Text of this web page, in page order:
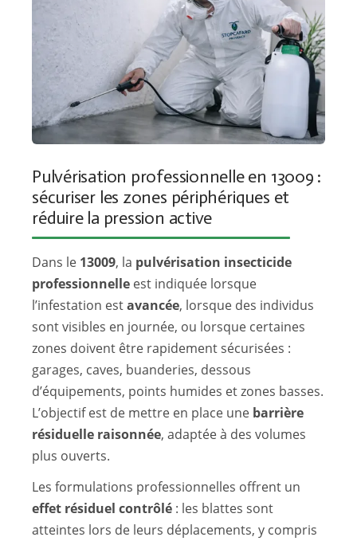
Pulvérisation professionnelle en 13009 :
sécuriser les zones périphériques et
réduire la pression active
Dans le 13009, la pulvérisation insecticide
professionnelle est indiquée lorsque
l’infestation estavancée, lorsque des individus
sont visibles en journée, ou lorsque certaines
zones doivent être rapidement sécurisées :
garages, caves, buanderies, dessous
d’équipements, points humides et zones basses.
L’objectif est de mettre en place une barrière
résiduelle raisonnée, adaptée à des volumes
plus ouverts.
Les formulations professionnelles offrent un
effet résiduel contrôlé : les blattes sont
atteintes lors de leurs déplacements, y compris